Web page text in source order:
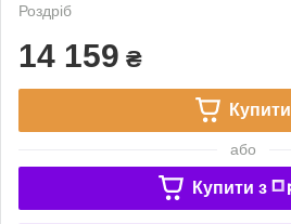
Роздріб
14 159 ₴
Купити
або
Купити з